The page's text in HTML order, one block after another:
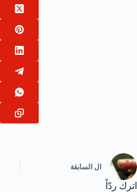
ال السابقة
اترك ردّاً